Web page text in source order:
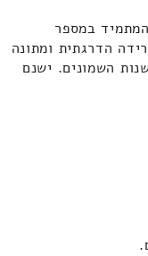
במספר
הדרגתית ומתונה
השמונים. ישנם